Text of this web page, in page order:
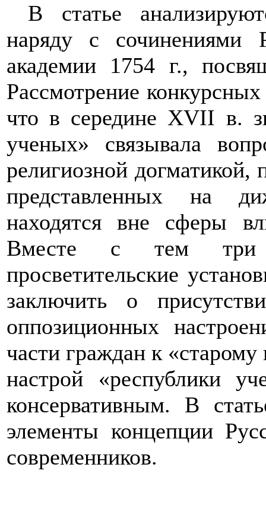
В статье
наряду с сочинениями
академии 1754 г.,
Рассмотрение
что в середине XVII в.
ученых» связывала
религиозной
представленных на
находятся вне сферы
Вместе с тем три
просветительские
заключить о
оппозиционных
части граждан к
настрой «республики
консервативным. В
элементы концепции
современников.